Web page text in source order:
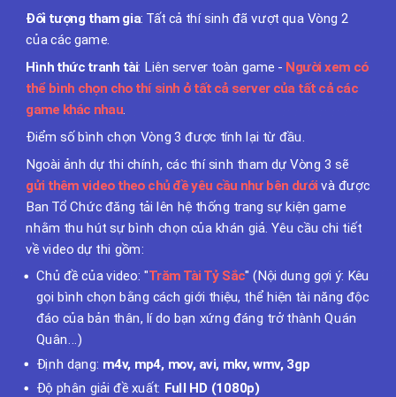
Đối tượng tham gia: Tất cả thí sinh đã vượt qua Vòng 2
của các game.
Hình thức tranh tài: Liên server toàn game - Người xem có
thể bình chọn cho thí sinh ở tất cả server của tất cả các
game khác nhau.
Điểm số bình chọn Vòng 3 được tính lại từ đầu.
Ngoài ảnh dự thi chính, các thí sinh tham dự Vòng 3 sẽ
gửi thêm video theo chủ đề yêu cầu như bên dưới và được
Ban Tổ Chức đăng tải lên hệ thống trang sự kiện game
nhằm thu hút sự bình chọn của khán giả. Yêu cầu chi tiết
về video dự thi gồm:
Chủ đề của video: "Trăm Tài Tỷ Sắc" (Nội dung gợi ý: Kêu
gọi bình chọn bằng cách giới thiệu, thể hiện tài năng độc
đáo của bản thân, lí do bạn xứng đáng trở thành Quán
Quân...)
Định dạng: m4v, mp4, mov, avi, mkv, wmv, 3gp
Độ phân giải đề xuất: Full HD (1080p)